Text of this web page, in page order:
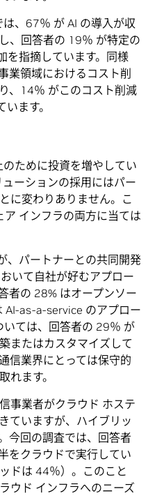
、67％ が AI の導入が収
、回答者の 19％ が特定の
を指摘しています。同様
業領域におけるコスト削
、14％ がこのコスト削減
ます。
ために投資を増やしてい
ーションの採用にはパー
に変わりありません。こ
ア インフラの両方に当ては
、パートナーとの共同開発
いて自社が好むアプロー
者の 28% はオープンソー
AI-as-a-service のアプロー
ては、回答者の 29％ が
またはカスタマイズして
信業界にとっては保守的
れます。
事業者がクラウド ホステ
ていますが、ハイブリッ
今回の調査では、回答者
をクラウドで実行してい
ドは 44％）。このこと
ウド インフラへのニーズ